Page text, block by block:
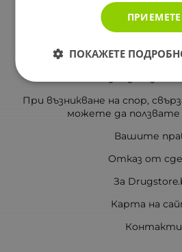
Доставка и
Общи условия за
Политиката за
При възникване на спор,
можете да
Вашите
Отказ от
За
Карта на
Контакти
ПОКАЖЕТЕ